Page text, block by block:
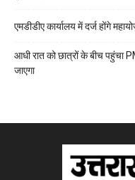
एमडीडीए कार्यालय में दर्ज होंगे
आधी रात को छात्रों के बीच पहुंचा
जाएगा